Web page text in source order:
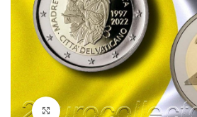
Suurenda